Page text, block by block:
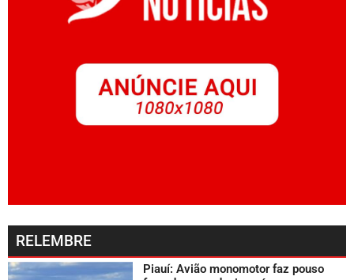
RELEMBRE
Piauí: Avião monomotor faz pouso